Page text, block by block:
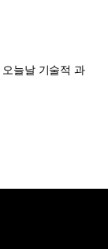
늘날 기술적 과